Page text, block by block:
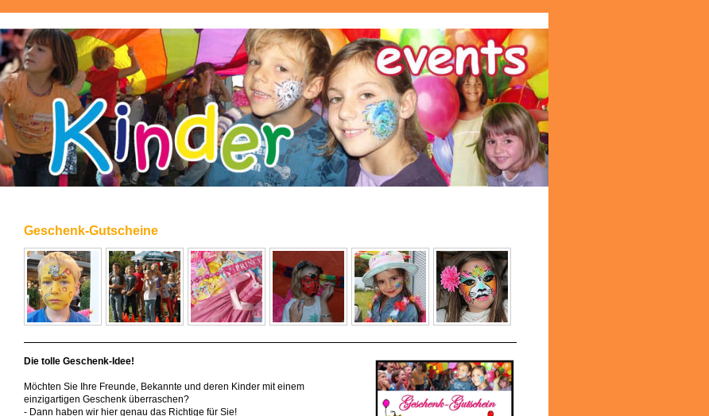
Geschenk-Gutscheine
Die tolle Geschenk-Idee!
Möchten Sie Ihre Freunde, Bekannte und deren Kinder mit einem
einzigartigen Geschenk überraschen?
- Dann haben wir hier genau das Richtige für Sie!